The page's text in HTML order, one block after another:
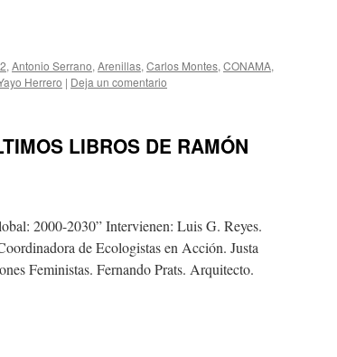
, Antonio Serrano, Arenillas, Carlos Montes, CONAMA,
Herrero | Deja un comentario
LIBROS DE RAMÓN
2000-2030” Intervienen: Luis G. Reyes.
de Ecologistas en Acción. Justa
Feministas. Fernando Prats. Arquitecto.